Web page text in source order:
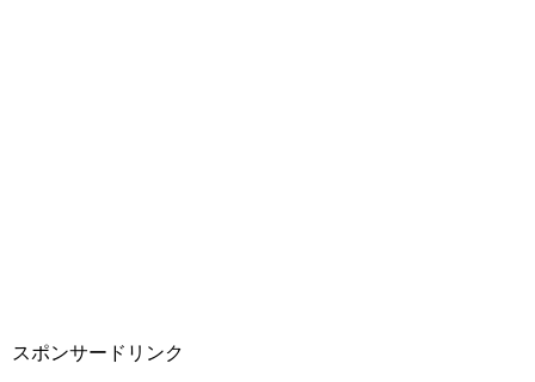
スポンサードリンク